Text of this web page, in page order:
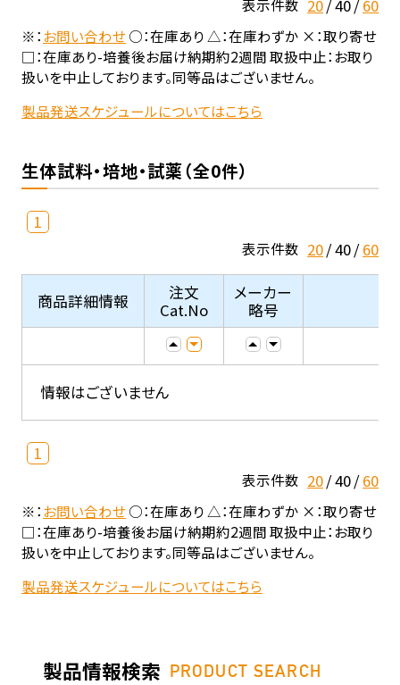
表示件数 20 40 60
※：お問い合わせ○：在庫あり △：在庫わずか ×：取り寄せ
□：在庫あり-培養後お届け納期約2週間 取扱中止：お取り
扱いを中止しております。同等品はございません。
製品発送スケジュールについてはこちら
生体試料・培地・試薬（全0件）
1
表示件数 20 40 60
商品詳細情報
注文
Cat.No
メーカー
略号
情報はございません
1
表示件数 20 40 60
※：お問い合わせ○：在庫あり △：在庫わずか ×：取り寄せ
□：在庫あり-培養後お届け納期約2週間 取扱中止：お取り
扱いを中止しております。同等品はございません。
製品発送スケジュールについてはこちら
製品情報検索 PRODUCT SEARCH